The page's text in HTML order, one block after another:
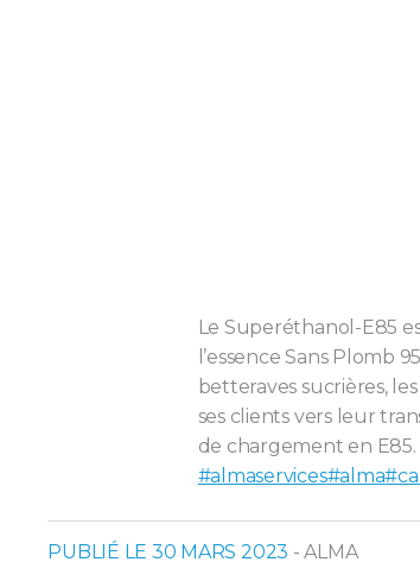
Le Superéthanol-E85
l’essence Sans Plomb
betteraves sucrières,
ses clients vers leur
de chargement en E85.
#almaservices#alma
PUBLIÉ LE 30 MARS 2023 - ALMA